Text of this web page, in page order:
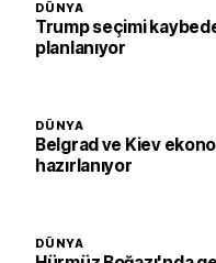
DÜNYA
Trump seçimi
planlanıyor
DÜNYA
Belgrad ve Kiev
hazırlanıyor
DÜNYA